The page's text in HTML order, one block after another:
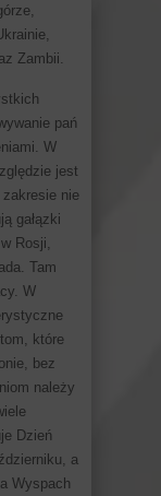
Zambii.
pań
W
jest
nie
gałązki
Rosji,
Tam
W
które
bez
należy
Dzień
a
Wyspach